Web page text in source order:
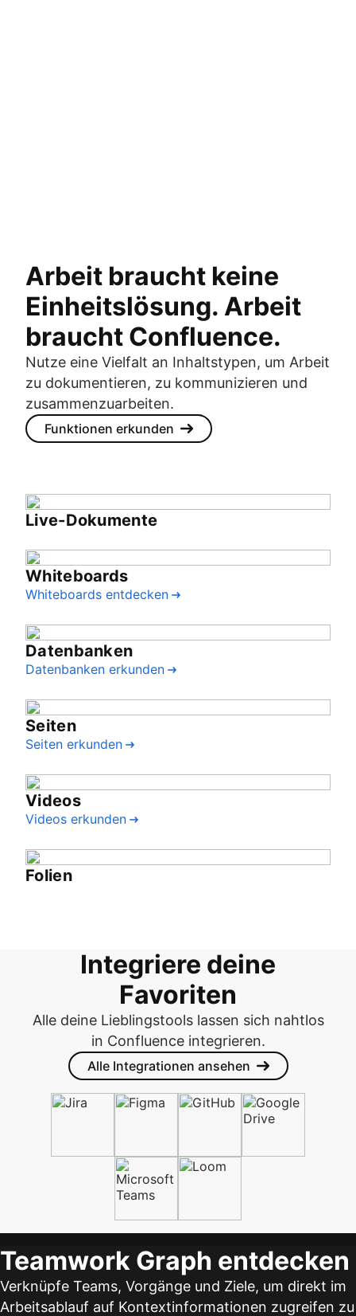
Arbeit braucht keine
Einheitslösung. Arbeit
braucht Confluence.
Nutze eine Vielfalt an Inhaltstypen, um Arbeit
zu dokumentieren, zu kommunizieren und
zusammenzuarbeiten.
Funktionen erkunden
Live-Dokumente
Whiteboards
Whiteboards entdecken
Datenbanken
Datenbanken erkunden
Seiten
Seiten erkunden
Videos
Videos erkunden
Folien
Integriere deine
Favoriten
Alle deine Lieblingstools lassen sich nahtlos
in Confluence integrieren.
Alle Integrationen ansehen
Teamwork Graph entdecken
Verknüpfe Teams, Vorgänge und Ziele, um direkt im
Arbeitsablauf auf Kontextinformationen zugreifen zu